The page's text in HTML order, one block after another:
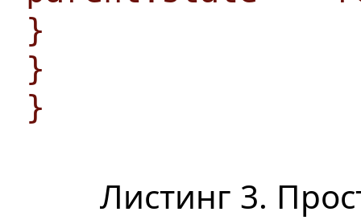
}
}
}
Листинг 3.